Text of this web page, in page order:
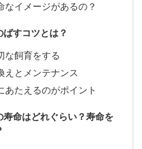
なイメージがあるの？
すコツとは？
な飼育をする
えとメンテナンス
あたえるのがポイント
寿命はどれぐらい？寿命を